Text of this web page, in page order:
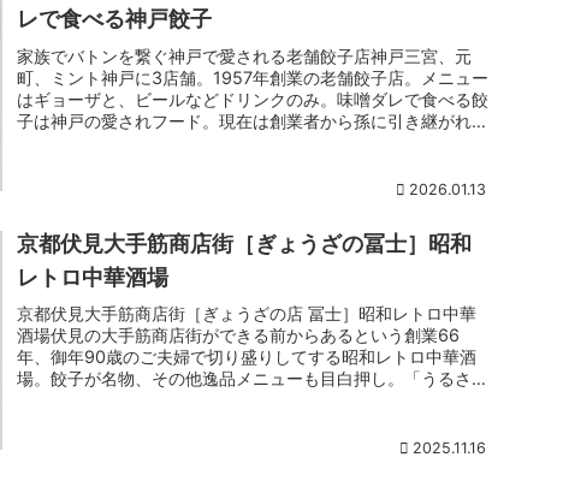
レで食べる神戸餃子
家族でバトンを繋ぐ神戸で愛される老舗餃子店神戸三宮、元
町、ミント神戸に3店舗。1957年創業の老舗餃子店。メニュー
はギョーザと、ビールなどドリンクのみ。味噌ダレで食べる餃
子は神戸の愛されフード。現在は創業者から孫に引き継がれ、
2026.01.13
京都伏見大手筋商店街［ぎょうざの冨士］昭和
レトロ中華酒場
京都伏見大手筋商店街［ぎょうざの店 冨士］昭和レトロ中華
酒場伏見の大手筋商店街ができる前からあるという創業66
年、御年90歳のご夫婦で切り盛りしてする昭和レトロ中華酒
場。餃子が名物、その他逸品メニューも目白押し。「うるさい
2025.11.16